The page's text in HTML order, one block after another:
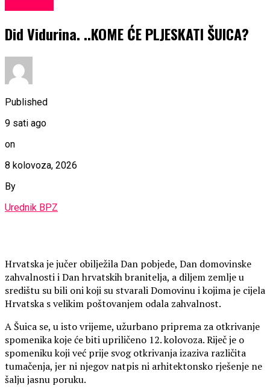
Did Vidurina. ..KOME ĆE PLJESKATI ŠUICA?
Published
9 sati ago
on
8 kolovoza, 2026
By
Urednik BPZ
Hrvatska je jučer obilježila Dan pobjede, Dan domovinske
zahvalnosti i Dan hrvatskih branitelja, a diljem zemlje u
središtu su bili oni koji su stvarali Domovinu i kojima je cijela
Hrvatska s velikim poštovanjem odala zahvalnost.
A Šuica se, u isto vrijeme, užurbano priprema za otkrivanje
spomenika koje će biti upriličeno 12. kolovoza. Riječ je o
spomeniku koji već prije svog otkrivanja izaziva različita
tumačenja, jer ni njegov natpis ni arhitektonsko rješenje ne
šalju jasnu poruku.